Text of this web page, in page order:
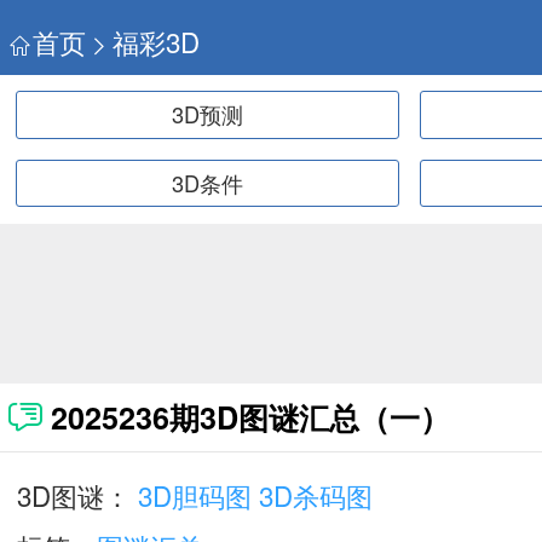
首页 福彩3D
3D预测
3D条件
2025236期3D图谜汇总（一）
3D图谜： 3D胆码图 3D杀码图